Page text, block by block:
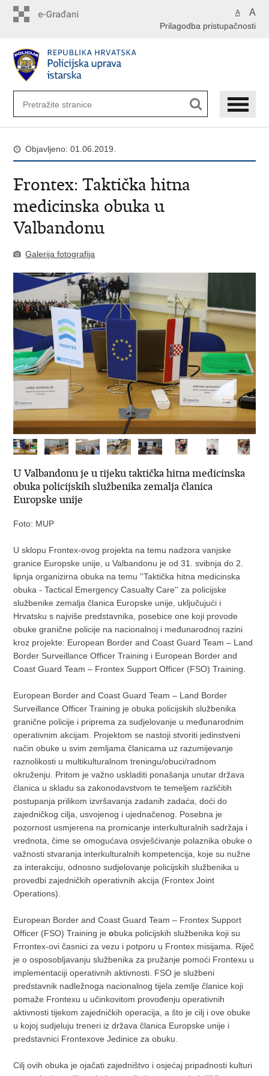
A A
Prilagodba pristupačnosti
Objavljeno: 01.06.2019.
Frontex: Taktička hitna
medicinska obuka u
Valbandonu
Galerija fotografija
U Valbandonu je u tijeku taktička hitna medicinska
obuka policijskih službenika zemalja članica
Europske unije
Foto: MUP
U sklopu Frontex-ovog projekta na temu nadzora vanjske
granice Europske unije, u Valbandonu je od 31. svibnja do 2.
lipnja organizirna obuka na temu ''Taktička hitna medicinska
obuka - Tactical Emergency Casualty Care'' za policijske
službenike zemalja članica Europske unije, uključujući i
Hrvatsku s najviše predstavnika, posebice one koji provode
obuke granične policije na nacionalnoj i međunarodnoj razini
kroz projekte: European Border and Coast Guard Team – Land
Border Surveillance Officer Training i European Border and
Coast Guard Team – Frontex Support Officer (FSO) Training.
European Border and Coast Guard Team – Land Border
Surveillance Officer Training je obuka policijskih službenika
granične policije i priprema za sudjelovanje u međunarodnim
operativnim akcijam. Projektom se nastoji stvoriti jedinstveni
način obuke u svim zemljama članicama uz razumijevanje
raznolikosti u multikulturalnom treningu/obuci/radnom
okruženju. Pritom je važno uskladiti ponašanja unutar država
članica u skladu sa zakonodavstvom te temeljem različitih
postupanja prilikom izvršavanja zadanih zadaća, doći do
zajedničkog cilja, usvojenog i ujednačenog. Posebna je
pozornost usmjerena na promicanje interkulturalnih sadržaja i
vrednota, čime se omogućava osvješćivanje polaznika obuke o
važnosti stvaranja interkulturalnih kompetencija, koje su nužne
za interakciju, odnosno sudjelovanje policijskih službenika u
provedbi zajedničkih operativnih akcija (Frontex Joint
Operations).
European Border and Coast Guard Team – Frontex Support
Officer (FSO) Training je obuka policijskih službenika koji su
Frrontex-ovi časnici za vezu i potporu u Frontex misijama. Riječ
je o osposobljavanju službenika za pružanje pomoći Frontexu u
implementaciji operativnih aktivnosti. FSO je službeni
predstavnik nadležnoga nacionalnog tijela zemlje članice koji
pomaže Frontexu u učinkovitom provođenju operativnih
aktivnosti tijekom zajedničkih operacija, a što je cilj i ove obuke
u kojoj sudjeluju treneri iz država članica Europske unije i
predstavnici Frontexove Jedinice za obuku.
Cilj ovih obuka je ojačati zajedništvo i osjećaj pripadnosti kulturi